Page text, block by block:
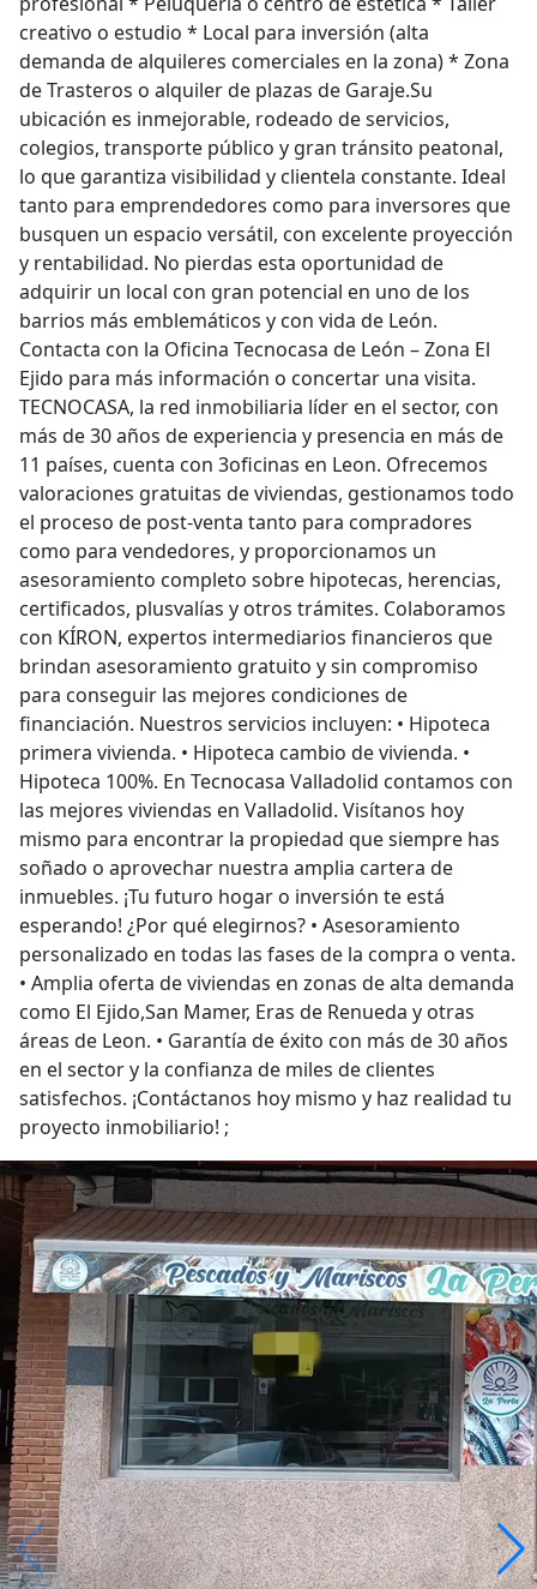
creativo o estudio * Local para inversión (alta
demanda de alquileres comerciales en la zona) * Zona
de Trasteros o alquiler de plazas de Garaje.Su
ubicación es inmejorable, rodeado de servicios,
colegios, transporte público y gran tránsito peatonal,
lo que garantiza visibilidad y clientela constante. Ideal
tanto para emprendedores como para inversores que
busquen un espacio versátil, con excelente proyección
y rentabilidad. No pierdas esta oportunidad de
adquirir un local con gran potencial en uno de los
barrios más emblemáticos y con vida de León.
Contacta con la Oficina Tecnocasa de León – Zona El
Ejido para más información o concertar una visita.
TECNOCASA, la red inmobiliaria líder en el sector, con
más de 30 años de experiencia y presencia en más de
11 países, cuenta con 3oficinas en Leon. Ofrecemos
valoraciones gratuitas de viviendas, gestionamos todo
el proceso de post-venta tanto para compradores
como para vendedores, y proporcionamos un
asesoramiento completo sobre hipotecas, herencias,
certificados, plusvalías y otros trámites. Colaboramos
con KÍRON, expertos intermediarios financieros que
brindan asesoramiento gratuito y sin compromiso
para conseguir las mejores condiciones de
financiación. Nuestros servicios incluyen: • Hipoteca
primera vivienda. • Hipoteca cambio de vivienda. •
Hipoteca 100%. En Tecnocasa Valladolid contamos con
las mejores viviendas en Valladolid. Visítanos hoy
mismo para encontrar la propiedad que siempre has
soñado o aprovechar nuestra amplia cartera de
inmuebles. ¡Tu futuro hogar o inversión te está
esperando! ¿Por qué elegirnos? • Asesoramiento
personalizado en todas las fases de la compra o venta.
• Amplia oferta de viviendas en zonas de alta demanda
como El Ejido,San Mamer, Eras de Renueda y otras
áreas de Leon. • Garantía de éxito con más de 30 años
en el sector y la confianza de miles de clientes
satisfechos. ¡Contáctanos hoy mismo y haz realidad tu
proyecto inmobiliario! ;